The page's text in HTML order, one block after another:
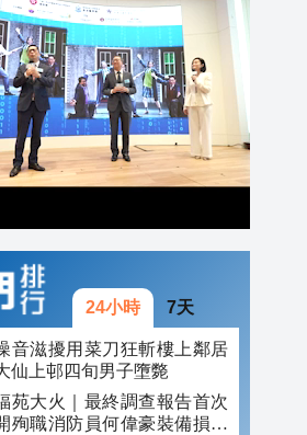
24小時 7天
音滋擾用菜刀狂斬樓上鄰居
仙上邨四旬男子墮斃
苑大火｜最終調查報告首次
殉職消防員何偉豪裝備損毀